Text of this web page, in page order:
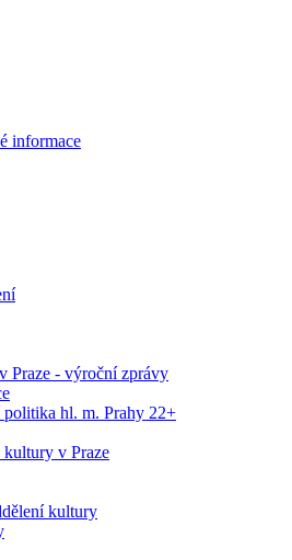
informace
Praze - výroční zprávy
hl. m. Prahy 22+
kultury v Praze
kultury